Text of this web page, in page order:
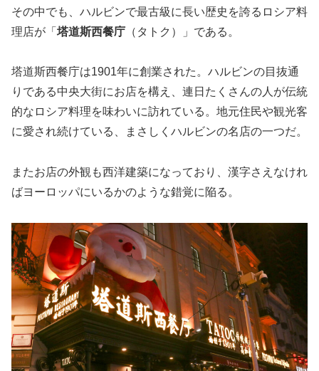
その中でも、ハルビンで最古級に長い歴史を誇るロシア料
理店が「 塔道斯西餐庁 （タトク）」である。
塔道斯西餐庁は1901年に創業された。ハルビンの目抜通
りである中央大街にお店を構え、連日たくさんの人が伝統
的なロシア料理を味わいに訪れている。地元住民や観光客
に愛され続けている、まさしくハルビンの名店の一つだ。
またお店の外観も西洋建築になっており、漢字さえなけれ
ばヨーロッパにいるかのような錯覚に陥る。